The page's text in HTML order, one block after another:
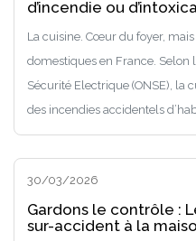
d’incendie ou
La cuisine. Cœur du foyer,
domestiques en France. Selon
Sécurité Electrique (ONSE), la
des incendies accidentels
30/03/2026
Gardons le contrôle :
sur-accident à la